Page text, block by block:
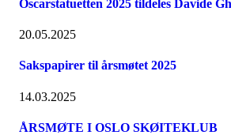
Oscarstatuetten 2025 tildeles Davide
20.05.2025
Sakspapirer til årsmøtet 2025
14.03.2025
ÅRSMØTE I OSLO SKØITEKLUB